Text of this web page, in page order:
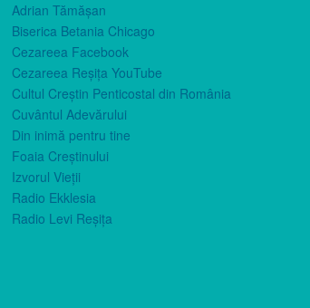
Adrian Tămăşan
Biserica Betania Chicago
Cezareea Facebook
Cezareea Reşiţa YouTube
Cultul Creştin Penticostal din România
Cuvântul Adevărului
Din inimă pentru tine
Foaia Creştinului
Izvorul Vieţii
Radio Ekklesia
Radio Levi Reşiţa